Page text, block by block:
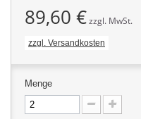
89,60 €zzgl. MwSt.
zzgl. Versandkosten
Menge